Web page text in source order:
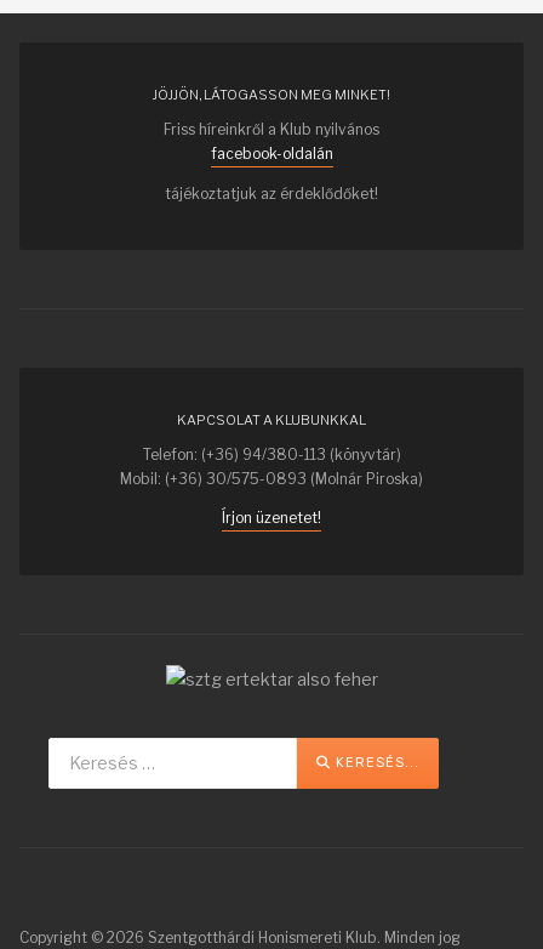
JÖJJÖN, LÁTOGASSON MEG MINKET!
Friss híreinkről a Klub nyilvános
facebook-oldalán
tájékoztatjuk az érdeklődőket!
KAPCSOLAT A KLUBUNKKAL
Telefon: (+36) 94/380-113 (könyvtár)
Mobil: (+36) 30/575-0893 (Molnár Piroska)
Írjon üzenetet!
Type 2 or more characters for
KERESÉS...
Copyright © 2026 Szentgotthárdi Honismereti Klub. Minden jog